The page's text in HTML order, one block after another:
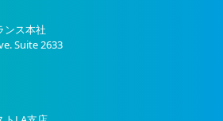
ンス本社
Suite 2633